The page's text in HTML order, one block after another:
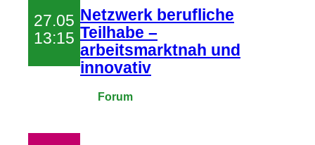
27.05
13:15
Netzwerk berufliche
Teilhabe –
arbeitsmarktnah und
innovativ
Forum